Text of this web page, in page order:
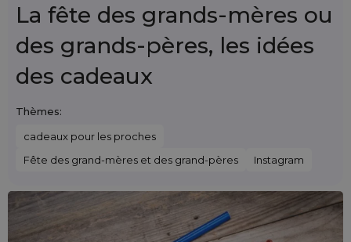
La fête des grands-mères ou
des grands-pères, les idées
des cadeaux
Thèmes:
cadeaux pour les proches
Fête des grand-mères et des grand-pères
Instagram